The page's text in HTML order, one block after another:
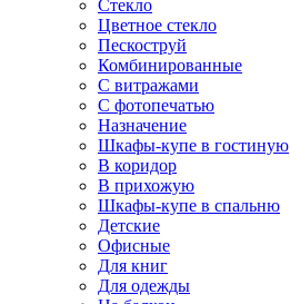
Стекло
Цветное стекло
Пескоструй
Комбинированные
С витражами
С фотопечатью
Назначение
Шкафы-купе в гостиную
В коридор
В прихожую
Шкафы-купе в спальню
Детские
Офисные
Для книг
Для одежды